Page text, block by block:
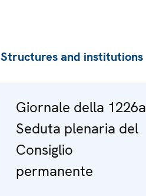
Structures and institutions
Giornale della 1226a
Seduta plenaria del
Consiglio
permanente